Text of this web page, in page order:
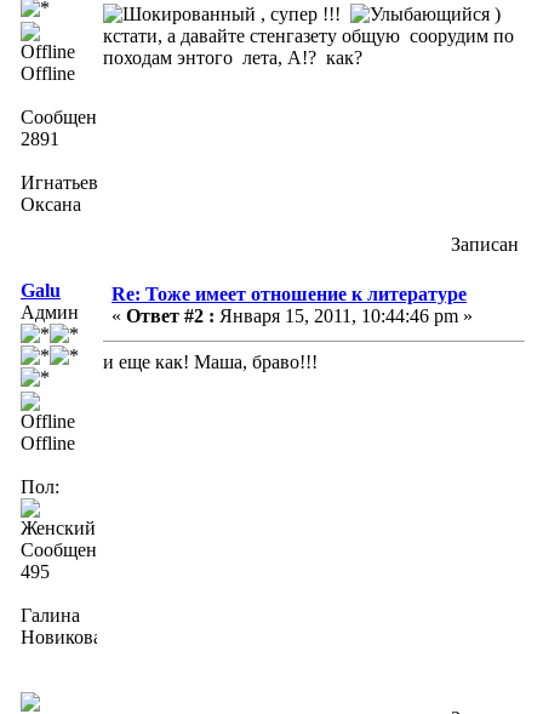
Offline
Сообщений:
2891
Игнатьева
Оксана
, супер !!!
)
кстати, а давайте стенгазету общую соорудим по
походам энтого лета, А!? как?
Записан
Galu
Админ
Offline
Пол:
Сообщений:
495
Галина
Новикова
Re: Тоже имеет отношение к литературе
« Ответ #2 : Января 15, 2011, 10:44:46 pm »
и еще как! Маша, браво!!!